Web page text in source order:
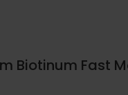
Biotinum Fast